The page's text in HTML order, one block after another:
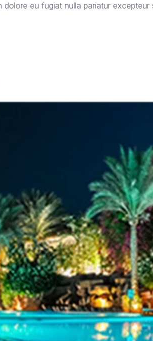
eu fugiat nulla pariatur excepteur